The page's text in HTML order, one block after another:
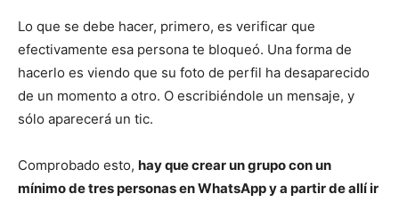
Lo que se debe hacer, primero, es verificar que
efectivamente esa persona te bloqueó. Una forma de
hacerlo es viendo que su foto de perfil ha desaparecido
de un momento a otro. O escribiéndole un mensaje, y
sólo aparecerá un tic.
Comprobado esto, hay que crear un grupo con un
mínimo de tres personas en WhatsApp y a partir de allí ir